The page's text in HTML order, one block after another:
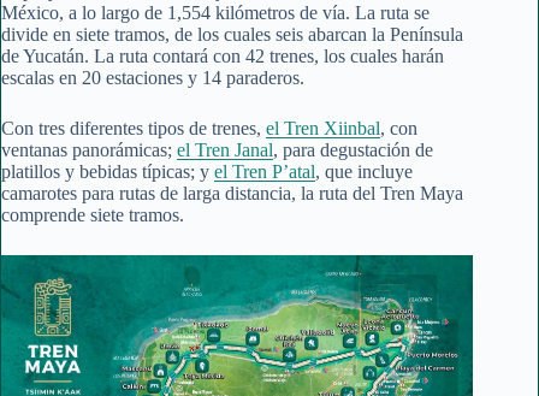
México, a lo largo de 1,554 kilómetros de vía. La ruta se
divide en siete tramos, de los cuales seis abarcan la Península
de Yucatán. La ruta contará con 42 trenes, los cuales harán
escalas en 20 estaciones y 14 paraderos.
Con tres diferentes tipos de trenes, el Tren Xiinbal, con
ventanas panorámicas; el Tren Janal, para degustación de
platillos y bebidas típicas; y el Tren P’atal, que incluye
camarotes para rutas de larga distancia, la ruta del Tren Maya
comprende siete tramos.